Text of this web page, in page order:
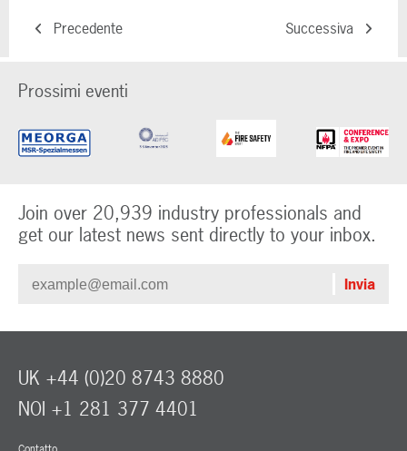
Precedente
Successiva
Prossimi eventi
Join over 20,939 industry professionals and
get our latest news sent directly to your inbox.
UK +44 (0)20 8743 8880
NOI +1 281 377 4401